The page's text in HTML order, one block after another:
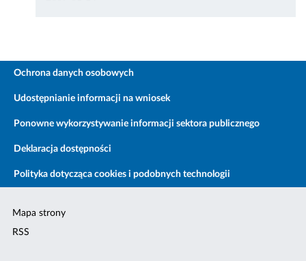
Ochrona danych osobowych
Udostępnianie informacji na wniosek
Ponowne wykorzystywanie informacji sektora publicznego
Deklaracja dostępności
Polityka dotycząca cookies i podobnych technologii
Mapa strony
RSS